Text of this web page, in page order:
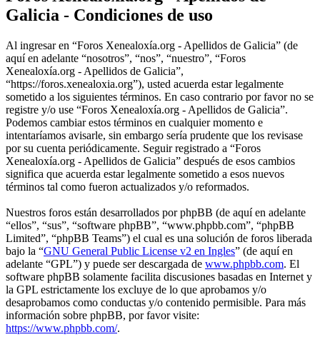
Galicia - Condiciones de uso
Al ingresar en “Foros Xenealoxía.org - Apellidos de Galicia” (de
aquí en adelante “nosotros”, “nos”, “nuestro”, “Foros
Xenealoxía.org - Apellidos de Galicia”,
“https://foros.xenealoxia.org”), usted acuerda estar legalmente
sometido a los siguientes términos. En caso contrario por favor no se
registre y/o use “Foros Xenealoxía.org - Apellidos de Galicia”.
Podemos cambiar estos términos en cualquier momento e
intentaríamos avisarle, sin embargo sería prudente que los revisase
por su cuenta periódicamente. Seguir registrado a “Foros
Xenealoxía.org - Apellidos de Galicia” después de esos cambios
significa que acuerda estar legalmente sometido a esos nuevos
términos tal como fueron actualizados y/o reformados.
Nuestros foros están desarrollados por phpBB (de aquí en adelante
“ellos”, “sus”, “software phpBB”, “www.phpbb.com”, “phpBB
Limited”, “phpBB Teams”) el cual es una solución de foros liberada
bajo la “GNU General Public License v2 en Ingles” (de aquí en
adelante “GPL”) y puede ser descargada de www.phpbb.com. El
software phpBB solamente facilita discusiones basadas en Internet y
la GPL estrictamente los excluye de lo que aprobamos y/o
desaprobamos como conductas y/o contenido permisible. Para más
información sobre phpBB, por favor visite:
https://www.phpbb.com/.